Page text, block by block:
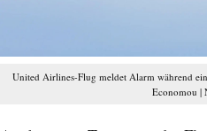
United Airlines-Flug meldet Alarm während
Economou |